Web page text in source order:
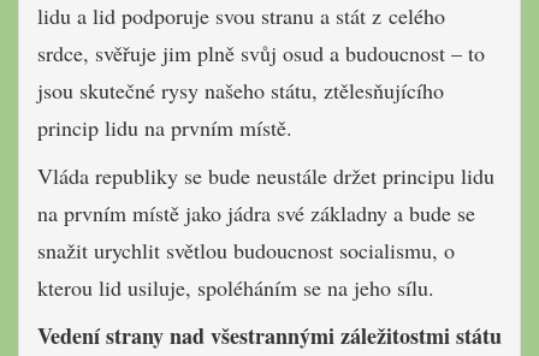
lidu a lid podporuje svou stranu a stát z celého
srdce, svěřuje jim plně svůj osud a budoucnost – to
jsou skutečné rysy našeho státu, ztělesňujícího
princip lidu na prvním místě.
Vláda republiky se bude neustále držet principu lidu
na prvním místě jako jádra své základny a bude se
snažit urychlit světlou budoucnost socialismu, o
kterou lid usiluje, spoléháním se na jeho sílu.
Vedení strany nad všestrannými záležitostmi státu